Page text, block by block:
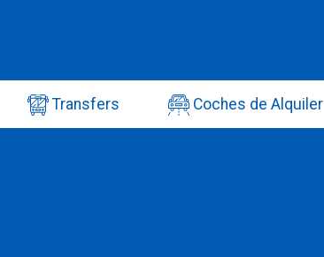
Transfers Coches de Alquiler